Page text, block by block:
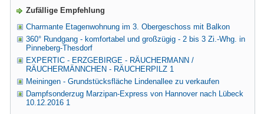
Zufällige Empfehlung
Charmante Etagenwohnung im 3. Obergeschoss mit Balkon
360° Rundgang - komfortabel und großzügig - 2 bis 3 Zi.-Whg. in
Pinneberg-Thesdorf
EXPERTIC - ERZGEBIRGE - RÄUCHERMANN /
RÄUCHERMÄNNCHEN - RÄUCHERPILZ 1
Meiningen - Grundstücksfläche Lindenallee zu verkaufen
Dampfsonderzug Marzipan-Express von Hannover nach Lübeck
10.12.2016 1